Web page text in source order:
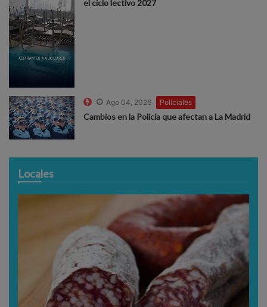
el ciclo lectivo 2027
Ago 04, 2026 Policiales
Cambios en la Policía que afectan a La Madrid
Locales